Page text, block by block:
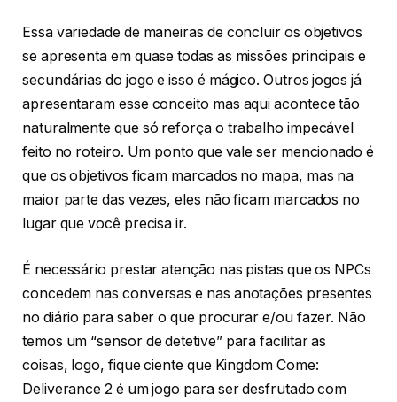
Essa variedade de maneiras de concluir os objetivos
se apresenta em quase todas as missões principais e
secundárias do jogo e isso é mágico. Outros jogos já
apresentaram esse conceito mas aqui acontece tão
naturalmente que só reforça o trabalho impecável
feito no roteiro. Um ponto que vale ser mencionado é
que os objetivos ficam marcados no mapa, mas na
maior parte das vezes, eles não ficam marcados no
lugar que você precisa ir.
É necessário prestar atenção nas pistas que os NPCs
concedem nas conversas e nas anotações presentes
no diário para saber o que procurar e/ou fazer. Não
temos um “sensor de detetive” para facilitar as
coisas, logo, fique ciente que Kingdom Come:
Deliverance 2 é um jogo para ser desfrutado com